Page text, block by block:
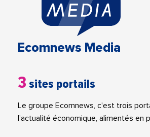
Ecomnews Media
3 sites portails
Le groupe Ecomnews, c'est trois
l'actualité économique, alimentés en